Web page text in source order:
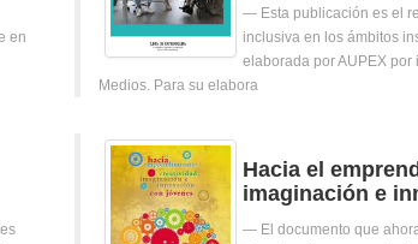
en
Esta publicación es el
inclusiva en los ámbitos
elaborada por AUPEX
Medios. Para su elabora
Hacia el
imaginación e
El documento que